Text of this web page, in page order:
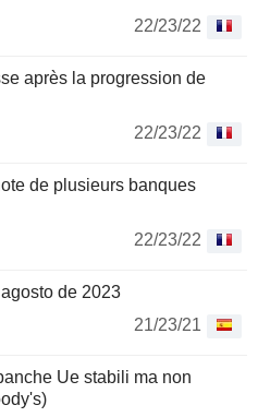
22/23/22
après la progression de
22/23/22
de plusieurs banques
22/23/22
de 2023
21/23/21
Ue stabili ma non